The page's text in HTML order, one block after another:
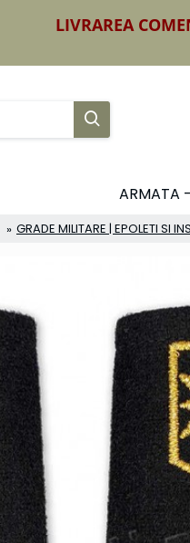
LIVRAREA
ARMATA
GRADE MILITARE | EPOLETI SI